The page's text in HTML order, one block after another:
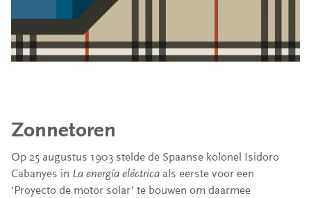
Zonnetoren
Op 25 augustus 1903 stelde de Spaanse kolonel Isidoro
Cabanyes in La energía eléctrica als eerste voor een
‘Proyecto de motor solar’ te bouwen om daarmee